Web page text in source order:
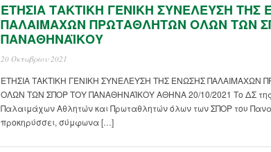
ΕΤΗΣΙΑ ΤΑΚΤΙΚΗ ΓΕΝΙΚΗ ΣΥΝΕΛΕΥΣΗ ΤΗΣ
ΠΑΛΑΙΜΑΧΩΝ ΠΡΩΤΑΘΛΗΤΩΝ ΟΛΩΝ ΤΩΝ
ΠΑΝΑΘΗΝΑΪΚΟΥ
20 Οκτωβρίου 2021
ΕΤΗΣΙΑ ΤΑΚΤΙΚΗ ΓΕΝΙΚΗ ΣΥΝΕΛΕΥΣΗ ΤΗΣ ΕΝΩΣΗΣ ΠΑΛΑΙΜΑΧΩΝ
ΟΛΩΝ ΤΩΝ ΣΠΟΡ ΤΟΥ ΠΑΝΑΘΗΝΑΪΚΟΥ ΑΘΗΝΑ 20/10/2021 Το ΔΣ
Παλαιμάχων Αθλητών και Πρωταθλητών όλων των ΣΠΟΡ του
προκηρύσσει, σύμφωνα […]